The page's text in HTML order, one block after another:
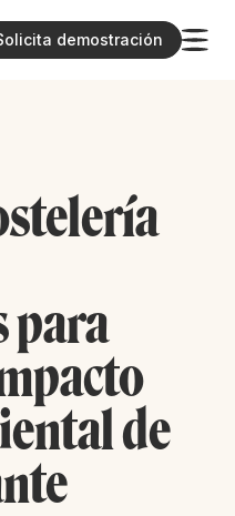
demostración
para
de